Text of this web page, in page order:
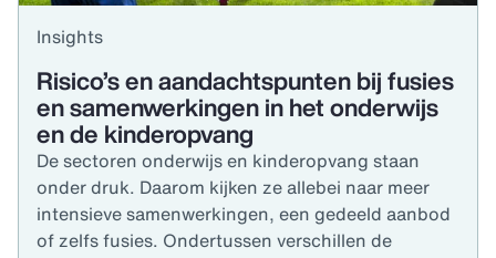
Insights
Risico’s en aandachtspunten bij fusies
en samenwerkingen in het onderwijs
en de kinderopvang
De sectoren onderwijs en kinderopvang staan
onder druk. Daarom kijken ze allebei naar meer
intensieve samenwerkingen, een gedeeld aanbod
of zelfs fusies. Ondertussen verschillen de